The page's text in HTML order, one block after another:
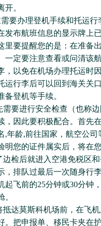
开。
办理登机手续和托运行
发布航班信息的显示牌上
里要提醒您的是：在准备
一定要注意查看或问清该
，以免在机场办理托运时
李后可以回到海关关口
备登机等手续。
进行安全检查（也称边
，因此要积极配合。首先
,年龄,前往国家，航空公
明您的证件属实后，将在
后就进入空港免税区和
，排队过最后一次随身行
起飞前的25分钟或30分钟
莫斯科机场前，在飞机
。把申报单、移民卡夹在